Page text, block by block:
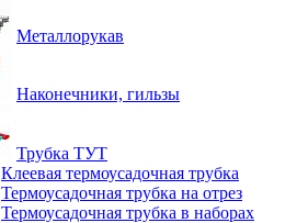
Металлорукав
Наконечники, гильзы
Трубка ТУТ
Клеевая термоусадочная трубка
Термоусадочная трубка на отрез
Термоусадочная трубка в наборах